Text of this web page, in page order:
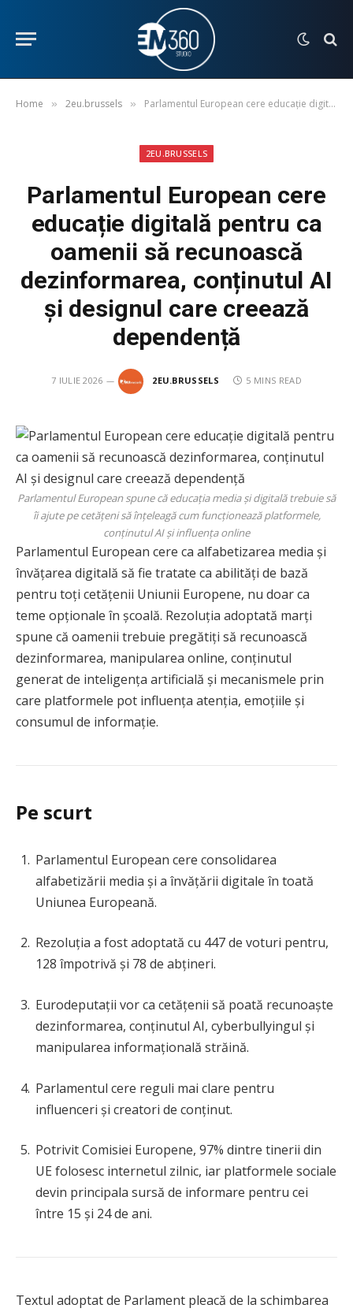
Home » 2eu.brussels » Parlamentul European cere educație digitală pentru ca oamenii să recunoască dezinformarea, conținutul AI și designul care creează dependență
2EU.BRUSSELS
Parlamentul European cere
educație digitală pentru ca
oamenii să recunoască
dezinformarea, conținutul AI
și designul care creează
dependență
7 IULIE 2026 2EU.BRUSSELS 5 MINS READ
Parlamentul European spune că educația media și digitală trebuie să
îi ajute pe cetățeni să înțeleagă cum funcționează platformele,
conținutul AI și influența online
Parlamentul European cere ca alfabetizarea media și
învățarea digitală să fie tratate ca abilități de bază
pentru toți cetățenii Uniunii Europene, nu doar ca
teme opționale în școală. Rezoluția adoptată marți
spune că oamenii trebuie pregătiți să recunoască
dezinformarea, manipularea online, conținutul
generat de inteligența artificială și mecanismele prin
care platformele pot influența atenția, emoțiile și
consumul de informație.
Pe scurt
Parlamentul European cere consolidarea
alfabetizării media și a învățării digitale în toată
Uniunea Europeană.
Rezoluția a fost adoptată cu 447 de voturi pentru,
128 împotrivă și 78 de abțineri.
Eurodeputații vor ca cetățenii să poată recunoaște
dezinformarea, conținutul AI, cyberbullyingul și
manipularea informațională străină.
Parlamentul cere reguli mai clare pentru
influenceri și creatori de conținut.
Potrivit Comisiei Europene, 97% dintre tinerii din
UE folosesc internetul zilnic, iar platformele sociale
devin principala sursă de informare pentru cei
între 15 și 24 de ani.
Textul adoptat de Parlament pleacă de la schimbarea